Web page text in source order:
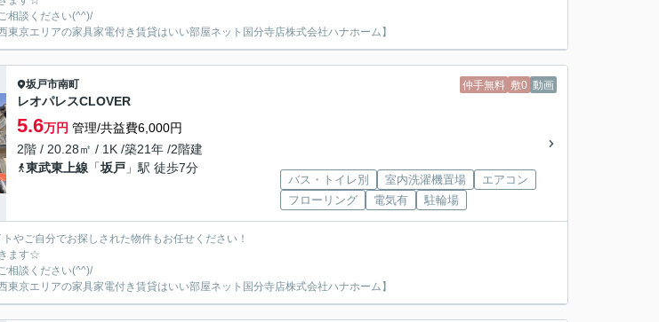
相談ください(^^)/
東京エリアの家具家電付き賃貸はいい部屋ネット国分寺店株式会社ハナホーム】
仲手無料 敷0 動画
坂戸市南町
レオパレスCLOVER
5.6万円 管理/共益費6,000円
2階 / 20.28㎡ / 1K /築21年 /2階建
東武東上線 「坂戸 」駅 徒歩7分
バス・トイレ別 室内洗濯機置場
エアコン
フローリング
電気有 駐輪場
やご自分でお探しされた物件もお任せください！
ます☆
相談ください(^^)/
東京エリアの家具家電付き賃貸はいい部屋ネット国分寺店株式会社ハナホーム】